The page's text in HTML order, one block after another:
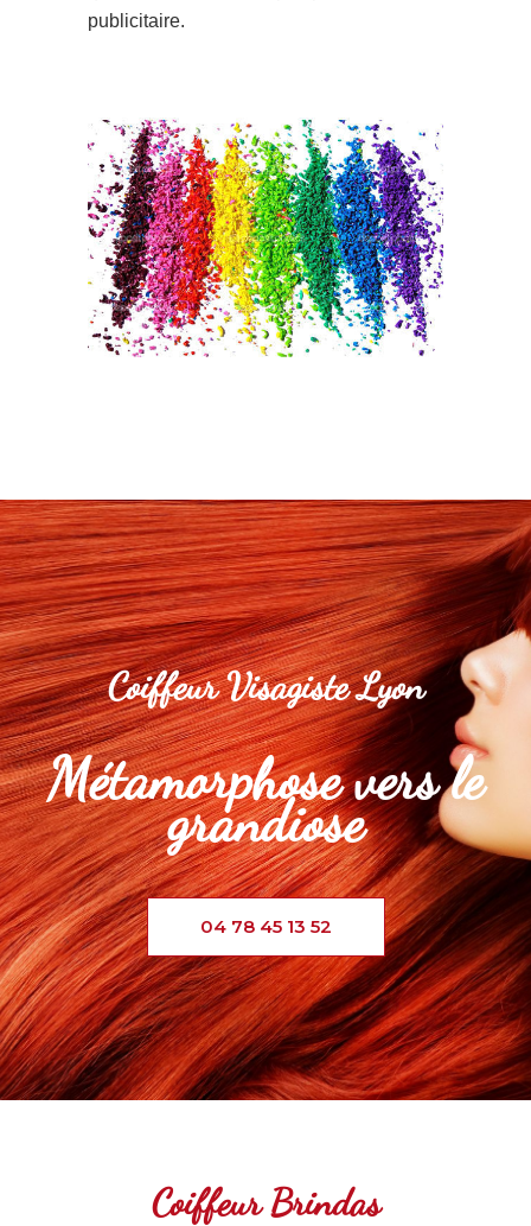
publicitaire.
Coiffeur VisagisteLyon
Métamorphose vers le
grandiose
04 78 45 13 52
Coiffeur Brindas